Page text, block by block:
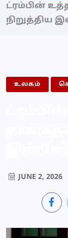
ட்ரம்பின்
நிறுத்திய
உலகம்
JUNE 2, 2026